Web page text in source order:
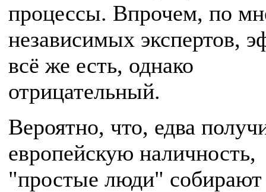
процессы. Впрочем, по
независимых экспертов,
всё же есть, однако
отрицательный.
Вероятно, что, едва
европейскую наличность,
"простые люди" собирают